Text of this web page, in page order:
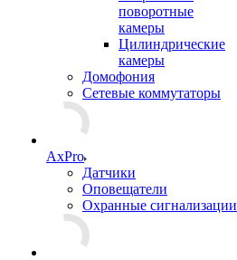
поворотные
камеры
Цилиндрические
камеры
Домофония
Сетевые коммутаторы
AxPro
Датчики
Оповещатели
Охранные сигнализации